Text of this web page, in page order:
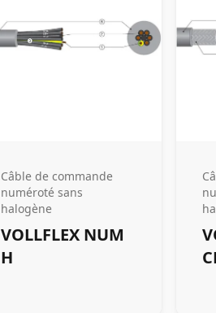
Câble de commande
numéroté sans
halogène
VOLLFLEX NUM
H